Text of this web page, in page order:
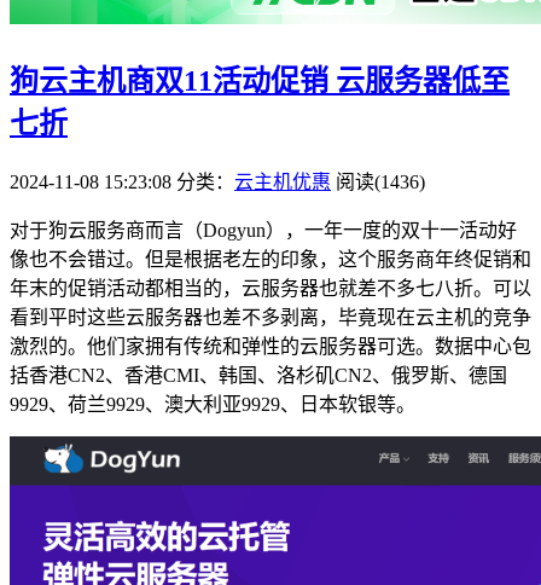
狗云主机商双11活动促销 云服务器低至
七折
2024-11-08 15:23:08 分类： 云主机优惠 阅读(1436)
对于狗云服务商而言（Dogyun），一年一度的双十一活动好
像也不会错过。但是根据老左的印象，这个服务商年终促销和
年末的促销活动都相当的，云服务器也就差不多七八折。可以
看到平时这些云服务器也差不多剥离，毕竟现在云主机的竞争
激烈的。他们家拥有传统和弹性的云服务器可选。数据中心包
括香港CN2、香港CMI、韩国、洛杉矶CN2、俄罗斯、德国
9929、荷兰9929、澳大利亚9929、日本软银等。